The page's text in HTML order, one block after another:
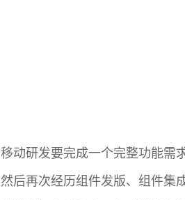
移动研发要完成一个完整功能需
然后再次经历组件发版、组件集